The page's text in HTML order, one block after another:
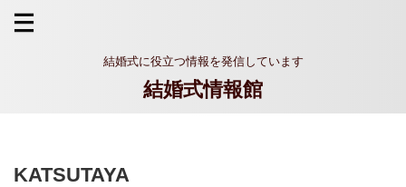
結婚式に役立つ情報を発信しています
結婚式情報館
KATSUTAYA